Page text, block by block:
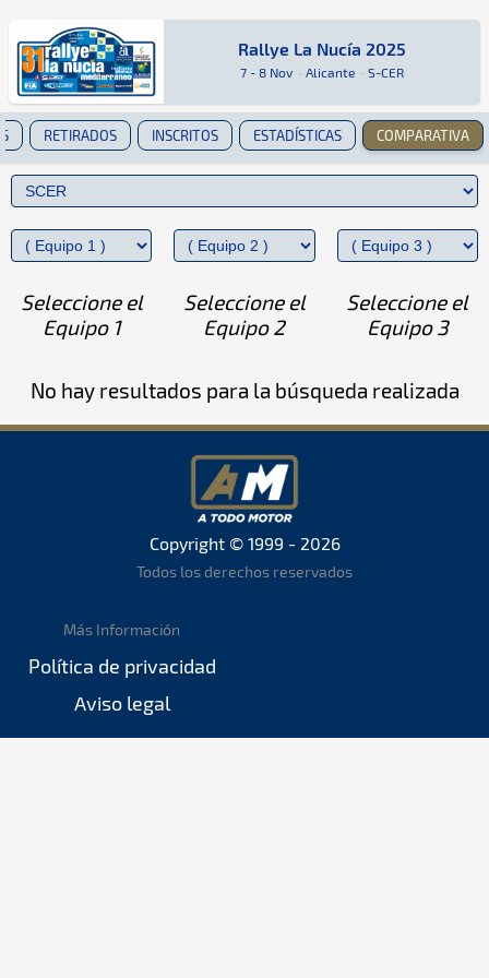
Rallye La Nucía 2025
Rallye La Nucía 2025
7 - 8 Nov · Alicante · S-CER
Rally · Rallye La Nucía 2025 · S-CER: Aquí
Alicante
RETIRADOS INSCRITOS ESTADÍSTICAS COMPARATIVA
Seleccione el
Equipo 1
Seleccione el
Equipo 2
Seleccione el
Equipo 3
No hay resultados para la búsqueda realizada
Copyright © 1999 - 2026
Todos los derechos reservados
Más Información
Política de privacidad
Aviso legal